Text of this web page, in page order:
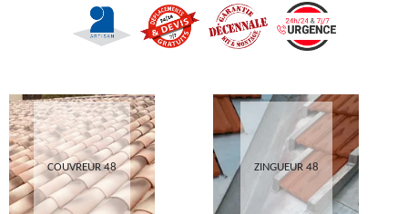
COUVREUR 48 ZINGUEUR 48